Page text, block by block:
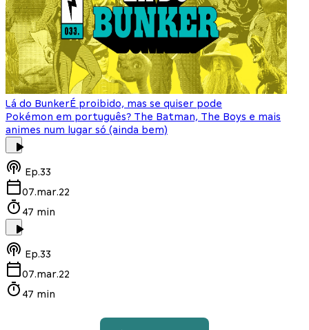
Lá do BunkerÉ proibido, mas se quiser pode
Pokémon em português? The Batman, The Boys e mais
animes num lugar só (ainda bem)
Ep.33
07.mar.22
47 min
Ep.33
07.mar.22
47 min